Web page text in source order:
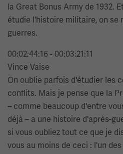
la Great Bonus Army de 1932.
étudie l'histoire militaire, on se
guerres.
00:02:44:16 - 00:03:21:11
Vince Vaise
On oublie parfois d'étudier les
conflits. Mais je pense que la
– comme beaucoup d'entre
déjà – a une histoire d'après-
si vous oubliez tout ce que je
vous au moins de ceci : l'un